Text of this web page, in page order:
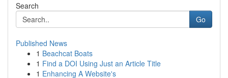
Search
Go
Published News
1 Beachcat Boats
1 Find a DOI Using Just an Article Title
1 Enhancing A Website's